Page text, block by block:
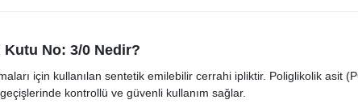
No: 3/0 Nedir?
için kullanılan sentetik emilebilir cerrahi ipliktir. Poliglikolik asit
kontrollü ve güvenli kullanım sağlar.